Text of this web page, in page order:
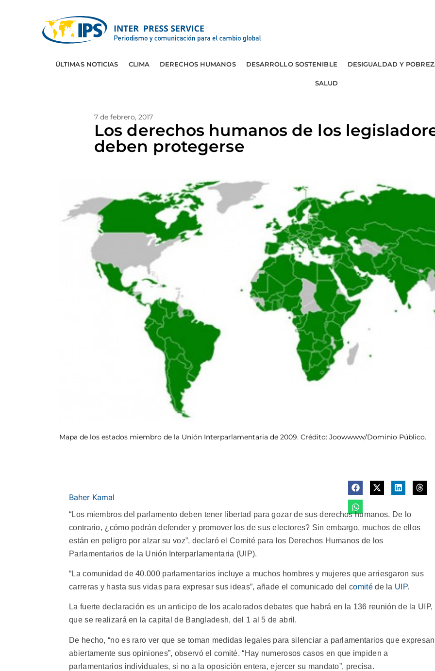
ÚLTIMAS NOTICIAS CLIMA DERECHOS HUMANOS DESARROLLO SOSTENIBLE DESIGUALDAD Y
SALUD
7 de febrero, 2017
Los derechos humanos de los
deben protegerse
Mapa de los estados miembro de la Unión Interparlamentaria de 2009. Crédito: Joowwww/Dominio Público.
Baher Kamal
“Los miembros del parlamento deben tener libertad para gozar de sus derechos humanos. De lo
contrario, ¿cómo podrán defender y promover los de sus electores? Sin embargo, muchos de ellos
están en peligro por alzar su voz”, declaró el Comité para los Derechos Humanos de los
Parlamentarios de la Unión Interparlamentaria (UIP).
“La comunidad de 40.000 parlamentarios incluye a muchos hombres y mujeres que arriesgaron sus
carreras y hasta sus vidas para expresar sus ideas”, añade el comunicado del comitéde la UIP.
La fuerte declaración es un anticipo de los acalorados debates que habrá en la 136 reunión de la UIP,
que se realizará en la capital de Bangladesh, del 1 al 5 de abril.
De hecho, “no es raro ver que se toman medidas legales para silenciar a parlamentarios que expresan
abiertamente sus opiniones”, observó el comité. “Hay numerosos casos en que impiden a
parlamentarios individuales, si no a la oposición entera, ejercer su mandato”, precisa.